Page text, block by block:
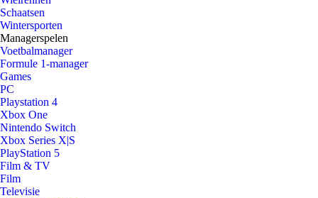
Schaatsen
Wintersporten
Managerspelen
Voetbalmanager
Formule 1-manager
Games
PC
Playstation 4
Xbox One
Nintendo Switch
Xbox Series X|S
PlayStation 5
Film & TV
Film
Televisie